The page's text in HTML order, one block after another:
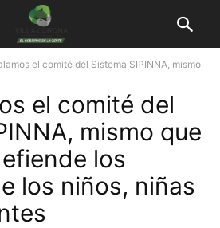
el comité del Sistema SIPINNA, mismo
el comité del
mismo que
los
los niños, niñas